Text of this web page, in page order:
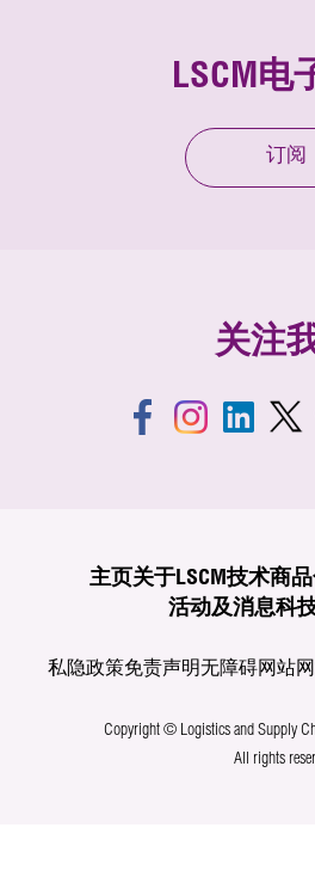
LSCM电
订阅
关注
主页关于LSCM技术商
活动及消息科
私隐政策免责声明无障碍网站
Copyright © Logistics and Supply
All rights